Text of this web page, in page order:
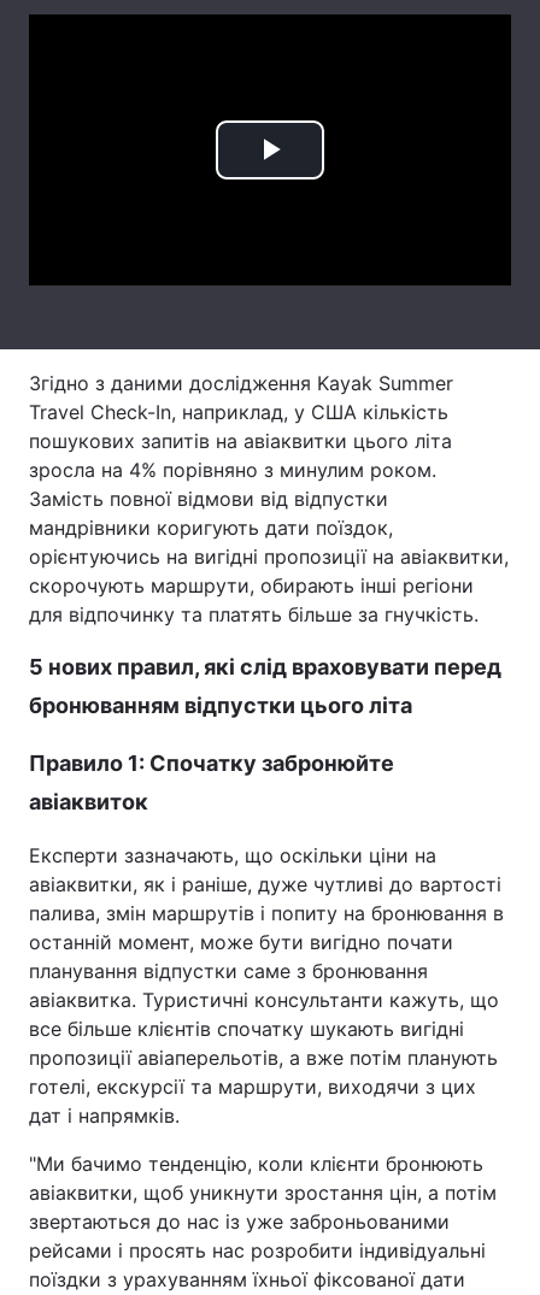
Думки
Вакансії
Послуги
Тема оформлення
Play
Згідно з даними дослідження Kayak Summer
Travel Check-In, наприклад, у США кількість
пошукових запитів на авіаквитки цього літа
зросла на 4% порівняно з минулим роком.
Замість повної відмови від відпустки
мандрівники коригують дати поїздок,
орієнтуючись на вигідні пропозиції на авіаквитки,
скорочують маршрути, обирають інші регіони
для відпочинку та платять більше за гнучкість.
5 нових правил, які слід враховувати перед
бронюванням відпустки цього літа
Правило 1: Спочатку забронюйте
авіаквиток
Експерти зазначають, що оскільки ціни на
авіаквитки, як і раніше, дуже чутливі до вартості
палива, змін маршрутів і попиту на бронювання в
останній момент, може бути вигідно почати
планування відпустки саме з бронювання
авіаквитка. Туристичні консультанти кажуть, що
все більше клієнтів спочатку шукають вигідні
пропозиції авіаперельотів, а вже потім планують
готелі, екскурсії та маршрути, виходячи з цих
дат і напрямків.
"Ми бачимо тенденцію, коли клієнти бронюють
авіаквитки, щоб уникнути зростання цін, а потім
звертаються до нас із уже заброньованими
рейсами і просять нас розробити індивідуальні
поїздки з урахуванням їхньої фіксованої дати